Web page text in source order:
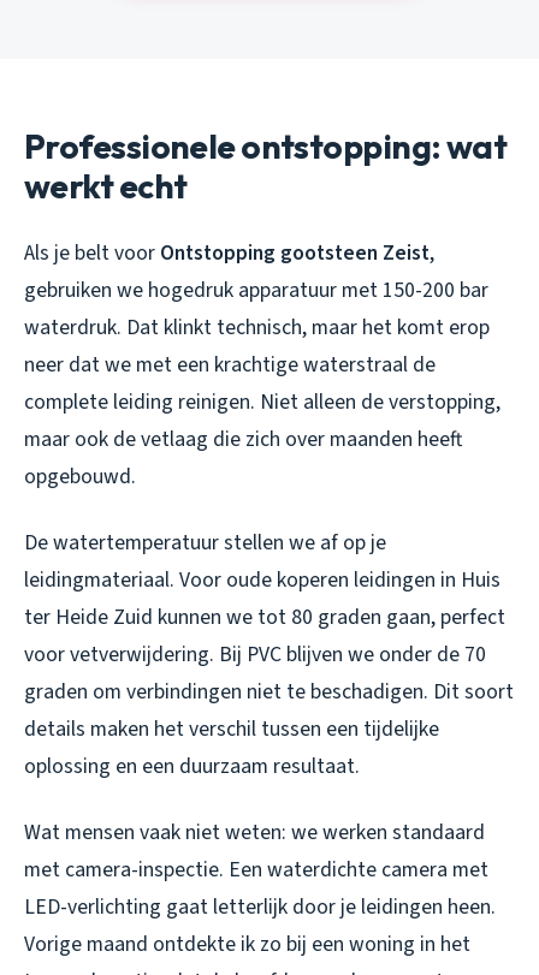
Professionele ontstopping: wat
werkt echt
Als je belt voor Ontstopping gootsteen Zeist,
gebruiken we hogedruk apparatuur met 150-200 bar
waterdruk. Dat klinkt technisch, maar het komt erop
neer dat we met een krachtige waterstraal de
complete leiding reinigen. Niet alleen de verstopping,
maar ook de vetlaag die zich over maanden heeft
opgebouwd.
De watertemperatuur stellen we af op je
leidingmateriaal. Voor oude koperen leidingen in Huis
ter Heide Zuid kunnen we tot 80 graden gaan, perfect
voor vetverwijdering. Bij PVC blijven we onder de 70
graden om verbindingen niet te beschadigen. Dit soort
details maken het verschil tussen een tijdelijke
oplossing en een duurzaam resultaat.
Wat mensen vaak niet weten: we werken standaard
met camera-inspectie. Een waterdichte camera met
LED-verlichting gaat letterlijk door je leidingen heen.
Vorige maand ontdekte ik zo bij een woning in het